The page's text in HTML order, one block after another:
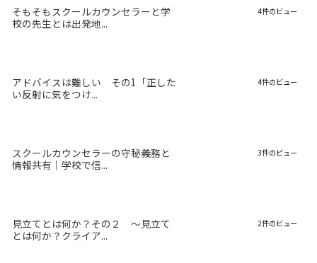
そもそもスクールカウンセラーと学
校の先生とは出発地...
4件のビュー
アドバイスは難しい その1「正した
い反射に気をつけ...
4件のビュー
スクールカウンセラーの守秘義務と
情報共有｜学校で信...
3件のビュー
見立てとは何か？その２ 〜見立て
とは何か？クライア...
2件のビュー